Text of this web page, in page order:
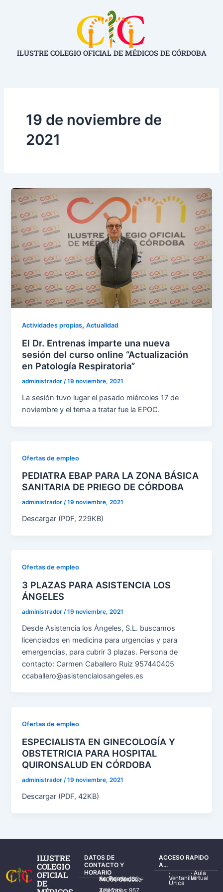
ILUSTRE COLEGIO OFICIAL DE MÉDICOS DE CÓRDOBA
19 de noviembre de
2021
Actividades propias,Actualidad
El Dr. Entrenas imparte una nueva
sesión del curso online “Actualización
en Patología Respiratoria”
administrador/19 noviembre, 2021
La sesión tuvo lugar el pasado miércoles 17 de
noviembre y el tema a tratar fue la EPOC.
Ofertas de empleo
PEDIATRA EBAP PARA LA ZONA BÁSICA
SANITARIA DE PRIEGO DE CÓRDOBA
administrador/19 noviembre, 2021
Descargar (PDF, 229KB)
Ofertas de empleo
3 PLAZAS PARA ASISTENCIA LOS
ÁNGELES
administrador /19 noviembre, 2021
Desde Asistencia los Ángeles, S.L. buscamos
licenciados en medicina para urgencias y para
emergencias, para cubrir 3 plazas. Persona de
contacto: Carmen Caballero Ruiz 957440405
ccaballero@asistencialosangeles.es
Ofertas de empleo
ESPECIALISTA EN GINECOLOGÍA Y
OBSTETRICIA PARA HOSPITAL
QUIRONSALUD EN CÓRDOBA
administrador/19 noviembre, 2021
Descargar (PDF, 42KB)
ILUSTRE
COLEGIO
OFICIAL
DE
DATOS DE
CONTACTO Y
HORARIO
Av. Ronda de los Tejares, 32 – 14001 Córdoba
ACCESO RAPIDO
A...
·
Ventanilla
Única
·Aula
Virtual